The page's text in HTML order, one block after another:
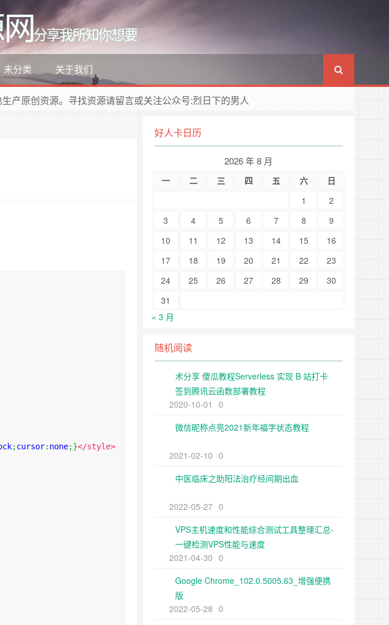
分享我所知你想要
未分类 关于我们
产原创资源。寻找资源请留言或关注公众号:烈日下的男人
;cursor: none;}</style>
好人卡日历
2026 年 8 月
一 二 三 四 五 六
日
1
2
3
4 5 6 7 8
9
10
11 12 13 14 15
16
17
18 19 20 21 22
23
24
25 26 27 28 29
30
31
« 3 月
随机阅读
术分享 傻瓜教程Serverless 实现 B 站打卡
签到腾讯云函数部署教程
2020-10-01
0
微信昵称点亮2021新年福字状态教程
2021-02-10 0
中医临床之助阳法治疗经间期出血
2022-05-27 0
VPS主机速度和性能综合测试工具整理汇总-
一键检测VPS性能与速度
2021-04-30 0
Google Chrome_102.0.5005.63_增强便携
版
2022-05-28 0